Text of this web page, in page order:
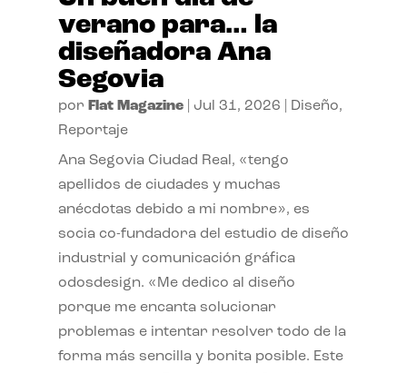
verano para… la
diseñadora Ana
Segovia
por Flat Magazine| Jul 31, 2026 Diseño,
Reportaje
Ana Segovia Ciudad Real, «tengo
apellidos de ciudades y muchas
anécdotas debido a mi nombre», es
socia co-fundadora del estudio de diseño
industrial y comunicación gráfica
odosdesign. «Me dedico al diseño
porque me encanta solucionar
problemas e intentar resolver todo de la
forma más sencilla y bonita posible. Este